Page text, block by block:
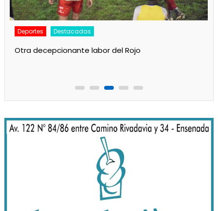
Deportes Destacadas
Otra decepcionante labor del Rojo